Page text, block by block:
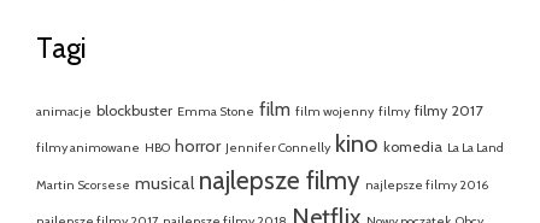
Tagi
animacje blockbuster Emma Stone film film wojenny filmy filmy 2017
filmy animowane HBO horror Jennifer Connelly kino komedia La La Land
Martin Scorsese musical najlepsze filmy najlepsze filmy 2016
Netflix